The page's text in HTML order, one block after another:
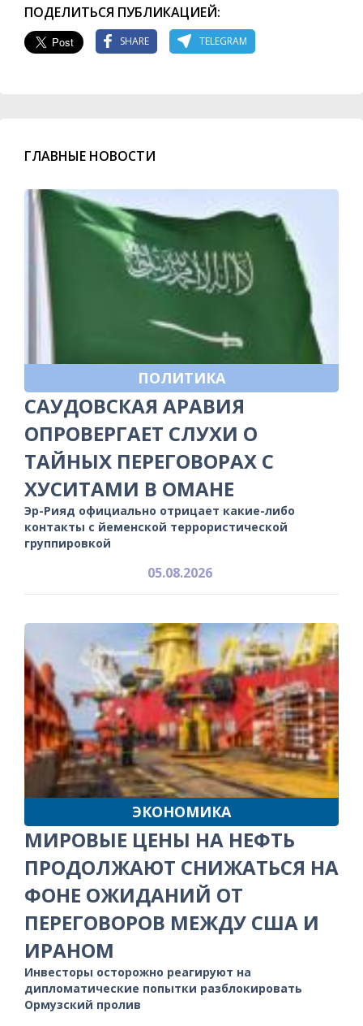
ПОДЕЛИТЬСЯ ПУБЛИКАЦИЕЙ:
SHARE TELEGRAM
ГЛАВНЫЕ НОВОСТИ
ПОЛИТИКА
САУДОВСКАЯ АРАВИЯ
ОПРОВЕРГАЕТ СЛУХИ О
ТАЙНЫХ ПЕРЕГОВОРАХ С
ХУСИТАМИ В ОМАНЕ
Эр-Рияд официально отрицает какие-либо
контакты с йеменской террористической
группировкой
05.08.2026
ЭКОНОМИКА
МИРОВЫЕ ЦЕНЫ НА НЕФТЬ
ПРОДОЛЖАЮТ СНИЖАТЬСЯ НА
ФОНЕ ОЖИДАНИЙ ОТ
ПЕРЕГОВОРОВ МЕЖДУ США И
ИРАНОМ
Инвесторы осторожно реагируют на
дипломатические попытки разблокировать
Ормузский пролив